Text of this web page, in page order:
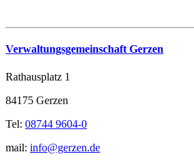
Verwaltungsgemeinschaft Gerzen
Rathausplatz 1
84175 Gerzen
Tel: 08744 9604-0
mail: info@gerzen.de